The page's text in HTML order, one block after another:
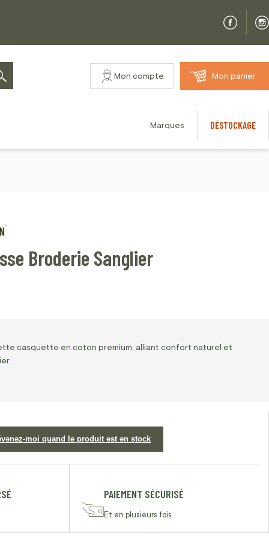
Mon compte Mon panier
Marques DÉSTOCKAGE
Broderie Sanglier
casquette en coton premium, alliant confort naturel et
moi quand le produit est en stock
PAIEMENT SÉCURISÉ
Et en plusieurs fois